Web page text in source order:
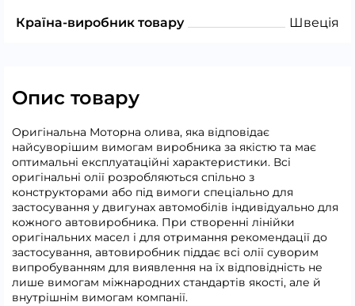
Країна-виробник товару Швеція
Опис товару
Оригінальна Моторна олива, яка відповідає
найсуворішим вимогам виробника за якістю та має
оптимальні експлуатаційні характеристики. Всі
оригінальні олії розробляються спільно з
конструкторами або під вимоги спеціально для
застосування у двигунах автомобілів індивідуально для
кожного автовиробника. При створенні лінійки
оригінальних масел і для отримання рекомендації до
застосування, автовиробник піддає всі олії суворим
випробуванням для виявлення на їх відповідність не
лише вимогам міжнародних стандартів якості, але й
внутрішнім вимогам компанії.